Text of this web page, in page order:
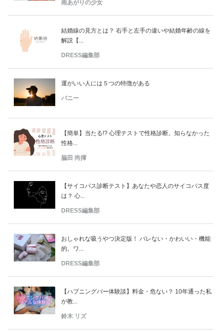
雨あがりの少女
結婚線の見方とは？ 右手と左手の違いや結婚年齢の線を
解説【...
DRESS編集部
運がいい人には５つの特徴がある
バニー
【簡単】当たる!? 心理テストで性格診断。知らなかった
性格...
脇田 尚揮
【サイコパス診断テスト】あなたや恋人のサイコパス度
は？ 心...
DRESS編集部
おしゃれな吸うやつ決定版！ バレない・かわいい・機能
的。ワ...
DRESS編集部
【ハプニングバー体験談】料金・危ない？ 10年通った私
が教...
鈴木 リズ